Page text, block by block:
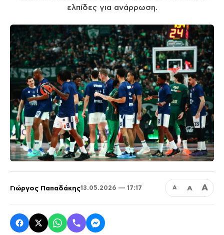
ελπίδες για ανάρρωση.
Γιώργος Παπαδάκης13.05.2026 — 17:17 Α Α Α